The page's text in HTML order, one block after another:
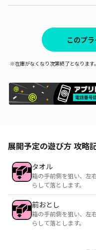
このプ
※在庫がなくなり次第終了となりま
展開予定の遊び方 攻略
タオル
箱の手前側を狙い、左
らして落とします。
前おとし
箱の手前側を狙い、左
らして落とします。